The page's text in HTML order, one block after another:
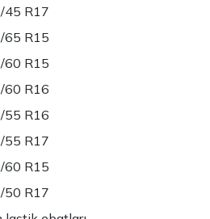
45 R17
65 R15
60 R15
60 R16
55 R16
55 R17
60 R15
50 R17